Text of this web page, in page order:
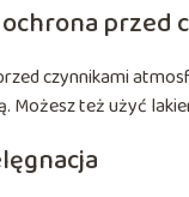
czynnikami
Możesz też użyć